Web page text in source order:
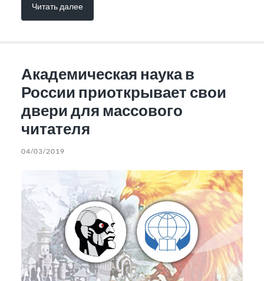
Читать далее
Академическая наука в
России приоткрывает свои
двери для массового
читателя
04/03/2019